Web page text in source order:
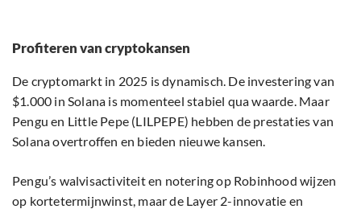
Profiteren van cryptokansen
De cryptomarkt in 2025 is dynamisch. De investering van
$1.000 in Solana is momenteel stabiel qua waarde. Maar
Pengu en Little Pepe (LILPEPE) hebben de prestaties van
Solana overtroffen en bieden nieuwe kansen.
Pengu’s walvisactiviteit en notering op Robinhood wijzen
op kortetermijnwinst, maar de Layer 2-innovatie en